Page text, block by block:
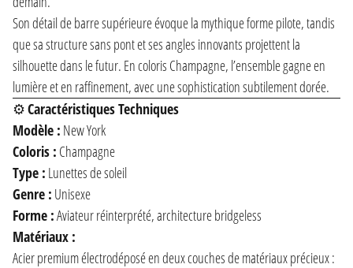
Son détail de barre supérieure évoque la mythique forme pilote, tandis
que sa structure sans pont et ses angles innovants projettent la
silhouette dans le futur. En coloris Champagne, l’ensemble gagne en
lumière et en raffinement, avec une sophistication subtilement dorée.
⚙️Caractéristiques Techniques
Modèle : New York
Coloris : Champagne
Type : Lunettes de soleil
Genre : Unisexe
Forme :Aviateur réinterprété, architecture bridgeless
Matériaux :
Acier premium électrodéposé en deux couches de matériaux précieux :